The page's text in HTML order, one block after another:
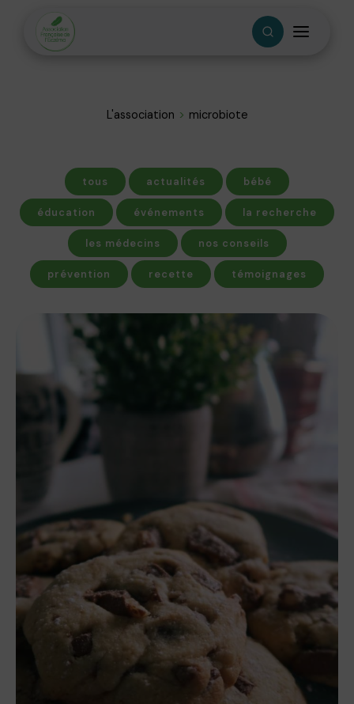
L'association microbiote
tous actualités bébé
éducation événements la recherche
les médecins nos conseils
prévention recette témoignages